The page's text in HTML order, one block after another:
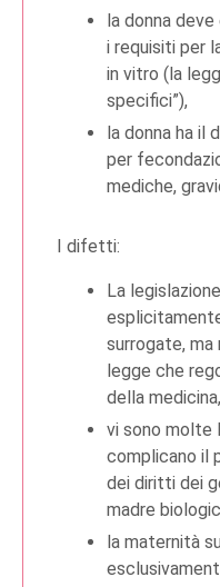
la donna
i requisiti per
in vitro (la
specifici”),
la donna ha il
per
mediche,
I difetti:
La
surrogate, ma
legge che
della medicina,
vi sono molte
complicano il
dei diritti dei
madre
la maternità